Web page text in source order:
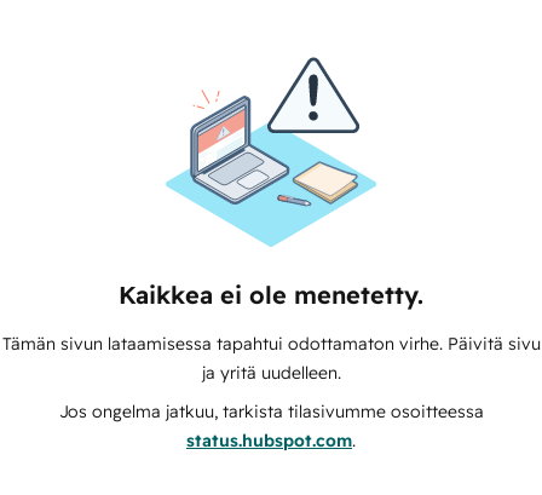
Kaikkea ei ole menetetty.
Tämän sivun lataamisessa tapahtui odottamaton virhe. Päivitä sivu
ja yritä uudelleen.
Jos ongelma jatkuu, tarkista tilasivumme osoitteessa
status.hubspot.com.